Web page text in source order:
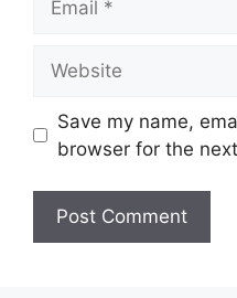
Save my name,
browser for the